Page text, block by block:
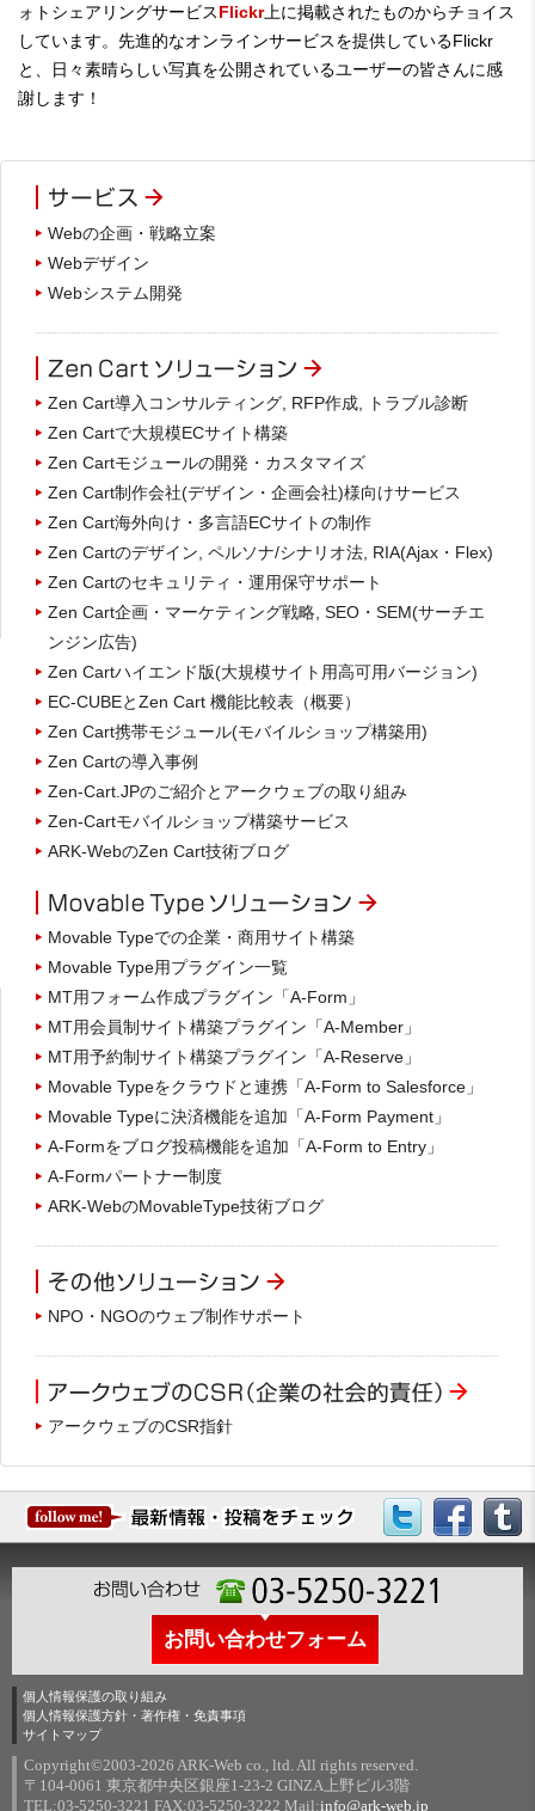
ォトシェアリングサービスFlickr上に掲載されたものからチョイス
しています。先進的なオンラインサービスを提供しているFlickr
と、日々素晴らしい写真を公開されているユーザーの皆さんに感
謝します！
Webの企画・戦略立案
Webデザイン
Webシステム開発
Zen Cart導入コンサルティング, RFP作成, トラブル診断
Zen Cartで大規模ECサイト構築
Zen Cartモジュールの開発・カスタマイズ
Zen Cart制作会社(デザイン・企画会社)様向けサービス
Zen Cart海外向け・多言語ECサイトの制作
Zen Cartのデザイン, ペルソナ/シナリオ法, RIA(Ajax・Flex)
Zen Cartのセキュリティ・運用保守サポート
Zen Cart企画・マーケティング戦略, SEO・SEM(サーチエ
ンジン広告)
Zen Cartハイエンド版(大規模サイト用高可用バージョン)
EC-CUBEとZen Cart 機能比較表（概要）
Zen Cart携帯モジュール(モバイルショップ構築用)
Zen Cartの導入事例
Zen-Cart.JPのご紹介とアークウェブの取り組み
Zen-Cartモバイルショップ構築サービス
ARK-WebのZen Cart技術ブログ
Movable Typeでの企業・商用サイト構築
Movable Type用プラグイン一覧
MT用フォーム作成プラグイン「A-Form」
MT用会員制サイト構築プラグイン「A-Member」
MT用予約制サイト構築プラグイン「A-Reserve」
Movable Typeをクラウドと連携「A-Form to Salesforce」
Movable Typeに決済機能を追加「A-Form Payment」
A-Formをブログ投稿機能を追加「A-Form to Entry」
A-Formパートナー制度
ARK-WebのMovableType技術ブログ
NPO・NGOのウェブ制作サポート
アークウェブのCSR指針
お問い合わせフォーム
個人情報保護の取り組み
個人情報保護方針・著作権・免責事項
サイトマップ
Copyright©2003-2026 ARK-Web co., ltd. All rights reserved.
〒104-0061 東京都中央区銀座1-23-2 GINZA上野ビル3階
TEL:03-5250-3221 FAX:03-5250-3222 Mail:info@ark-web.jp